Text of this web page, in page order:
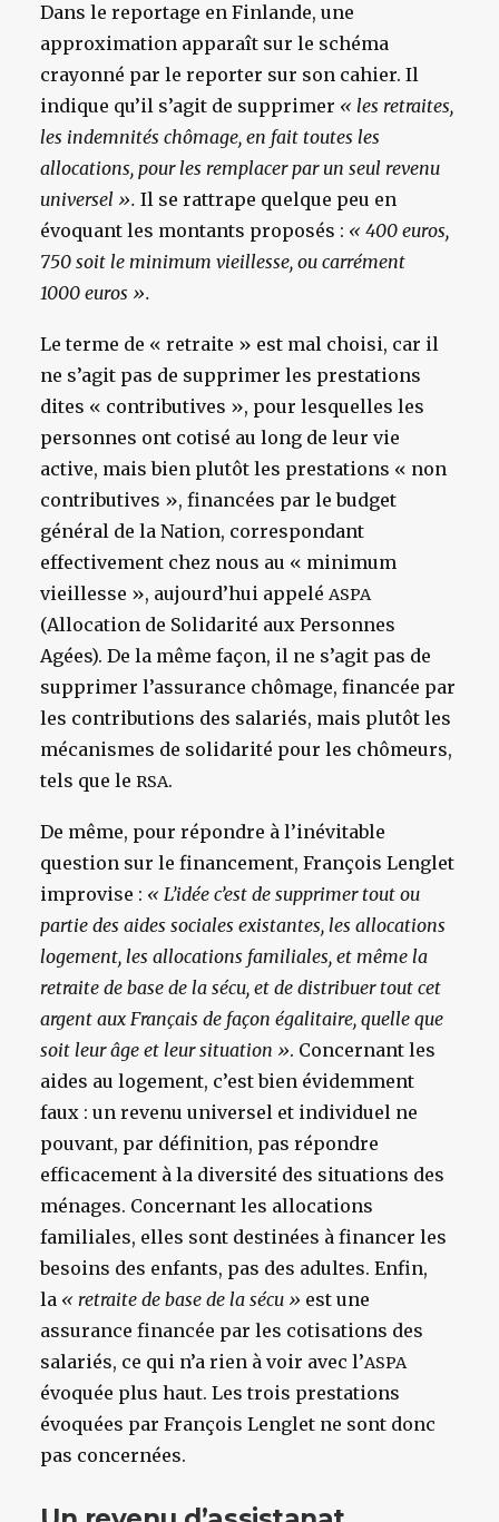
Dans le reportage en Finlande, une
approximation apparaît sur le schéma
crayonné par le reporter sur son cahier. Il
indique qu’il s’agit de supprimer « les retraites,
les indemnités chômage, en fait toutes les
allocations, pour les remplacer par un seul revenu
universel ». Il se rattrape quelque peu en
évoquant les montants proposés : « 400 euros,
750 soit le minimum vieillesse, ou carrément
1000 euros ».
Le terme de « retraite » est mal choisi, car il
ne s’agit pas de supprimer les prestations
dites « contributives », pour lesquelles les
personnes ont cotisé au long de leur vie
active, mais bien plutôt les prestations « non
contributives », financées par le budget
général de la Nation, correspondant
effectivement chez nous au « minimum
vieillesse », aujourd’hui appelé ASPA
(Allocation de Solidarité aux Personnes
Agées). De la même façon, il ne s’agit pas de
supprimer l’assurance chômage, financée par
les contributions des salariés, mais plutôt les
mécanismes de solidarité pour les chômeurs,
tels que le RSA.
De même, pour répondre à l’inévitable
question sur le financement, François Lenglet
improvise : « L’idée c’est de supprimer tout ou
partie des aides sociales existantes, les allocations
logement, les allocations familiales, et même la
retraite de base de la sécu, et de distribuer tout cet
argent aux Français de façon égalitaire, quelle que
soit leur âge et leur situation ». Concernant les
aides au logement, c’est bien évidemment
faux : un revenu universel et individuel ne
pouvant, par définition, pas répondre
efficacement à la diversité des situations des
ménages. Concernant les allocations
familiales, elles sont destinées à financer les
besoins des enfants, pas des adultes. Enfin,
la « retraite de base de la sécu » est une
assurance financée par les cotisations des
salariés, ce qui n’a rien à voir avec l’ASPA
évoquée plus haut. Les trois prestations
évoquées par François Lenglet ne sont donc
pas concernées.